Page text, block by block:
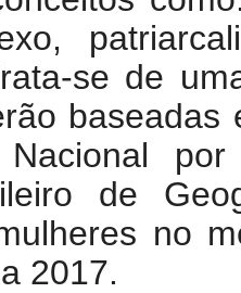
se de
de
no
2017.